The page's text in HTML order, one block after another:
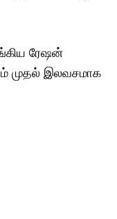
ரேஷன்
முதல் இலவசமாக